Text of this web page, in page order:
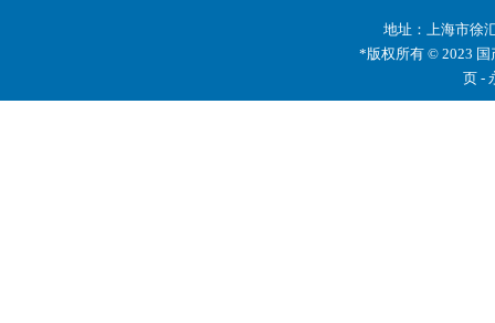
地址：上海市徐
*版权所有 © 2023 国
页 -